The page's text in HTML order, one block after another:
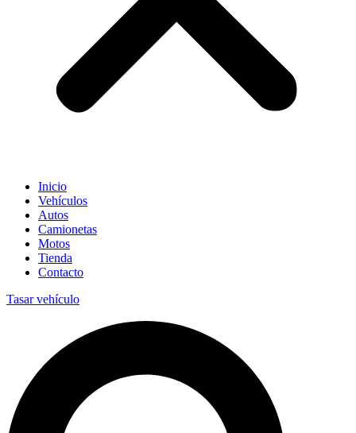
Inicio
Vehículos
Autos
Camionetas
Motos
Tienda
Contacto
Tasar vehículo